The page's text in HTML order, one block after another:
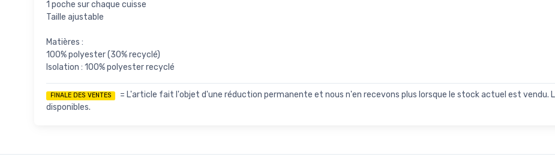
1 poche sur chaque cuisse
Taille ajustable
Matières :
100% polyester (30% recyclé)
Isolation : 100% polyester recyclé
FINALE DES VENTES
= L'article fait l'objet d'une réduction permanente et nous n'en recevons plus lorsque le stock actuel est vendu.
disponibles.